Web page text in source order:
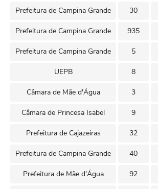
Prefeitura de Campina Grande 30
Prefeitura de Campina Grande 935
Prefeitura de Campina Grande 5
UEPB 8
Câmara de Mãe d'Água 3
Câmara de Princesa Isabel 9
Prefeitura de Cajazeiras 32
Prefeitura de Campina Grande 40
Prefeitura de Mãe d'Água 92